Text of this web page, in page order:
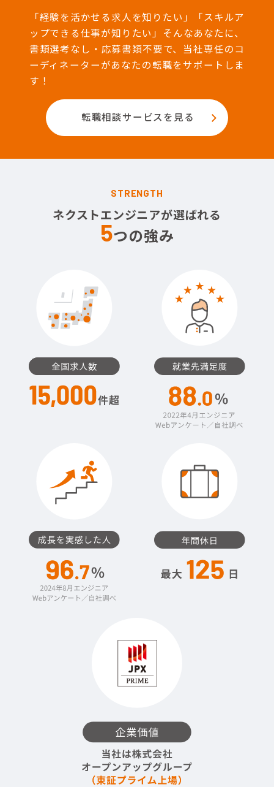
「経験を活かせる求人を知りたい」「スキルア
ップできる仕事が知りたい」そんなあなたに、
書類選考なし・応募書類不要で、当社専任のコ
ーディネーターがあなたの転職をサポートしま
す！
転職相談サービスを見る
STRENGTH
ネクストエンジニアが選ばれる
5つの強み